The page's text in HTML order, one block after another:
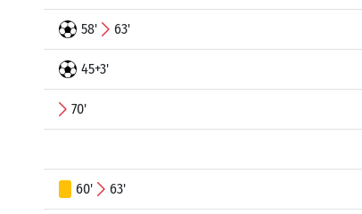
58' 63'
45+3'
70'
60' 63'